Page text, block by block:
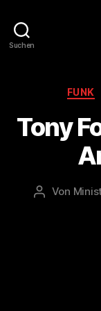
Suchen
FUNK
Tony
Von